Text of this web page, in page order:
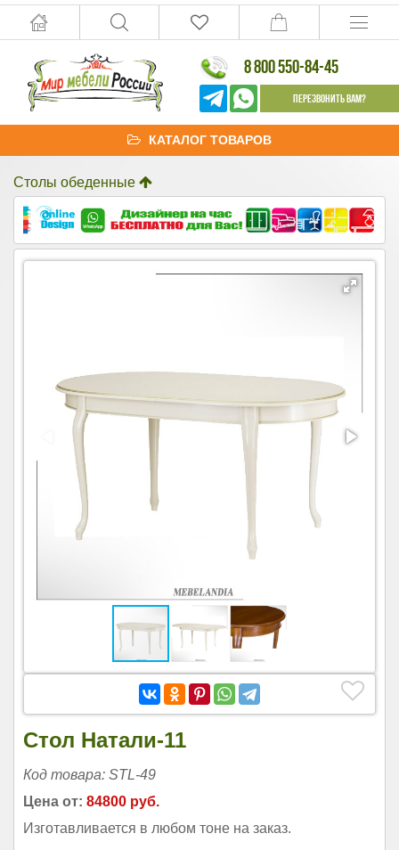
8 800 550-84-45
Перезвонить Вам?
КАТАЛОГ ТОВАРОВ
Столы обеденные
Стол Натали-11
Код товара: STL-49
Цена от: 84800 руб.
Изготавливается в любом тоне на заказ.